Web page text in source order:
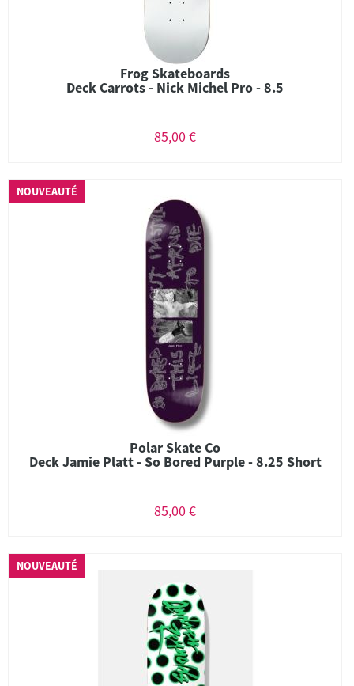
Frog Skateboards
Deck Carrots - Nick Michel Pro - 8.5
85,00 €
NOUVEAUTÉ
Polar Skate Co
Deck Jamie Platt - So Bored Purple - 8.25 Short
85,00 €
NOUVEAUTÉ